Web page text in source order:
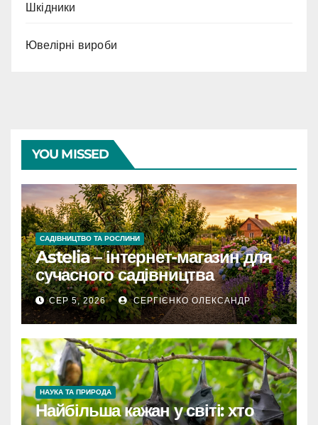
Шкідники
Ювелірні вироби
YOU MISSED
САДІВНИЦТВО ТА РОСЛИНИ
Astelia – інтернет-магазин для
сучасного садівництва
СЕР 5, 2026 СЕРГІЄНКО ОЛЕКСАНДР
НАУКА ТА ПРИРОДА
Найбільша кажан у світі: хто